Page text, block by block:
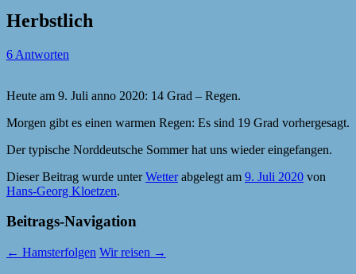
Herbstlich
6 Antworten
Heute am 9. Juli anno 2020: 14 Grad – Regen.
Morgen gibt es einen warmen Regen: Es sind 19 Grad vorhergesagt.
Der typische Norddeutsche Sommer hat uns wieder eingefangen.
Dieser Beitrag wurde unterWetterabgelegt am 9. Juli 2020 von
Hans-Georg Kloetzen.
Beitrags-Navigation
← Hamsterfolgen Wir reisen →